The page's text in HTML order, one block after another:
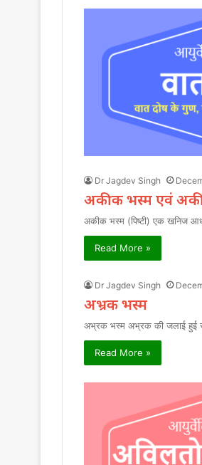
Dr Jagdev Singh
अकीक भस्म एवं
अकीक भस्म (पिष्टी) एक खनिज
Read More »
Dr Jagdev Singh
अभ्रक भस्म
अभ्रक भस्म अभ्रक की जलाई हुई
Read More »